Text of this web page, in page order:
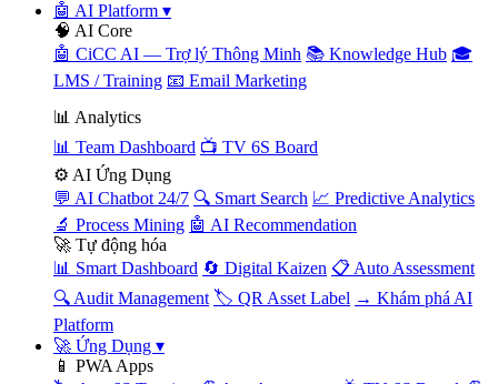
🤖 AI Platform ▾
🧠 AI Core
🤖 CiCC AI — Trợ lý Thông Minh 📚 Knowledge Hub 🎓
LMS / Training 📧 Email Marketing
📊 Analytics
📊 Team Dashboard 📺 TV 6S Board
⚙️ AI Ứng Dụng
💬 AI Chatbot 24/7 🔍 Smart Search 📈 Predictive Analytics
🔬 Process Mining 🤖 AI Recommendation
🚀 Tự động hóa
📊 Smart Dashboard 🔄 Digital Kaizen 📋 Auto Assessment
🔍 Audit Management 🏷️ QR Asset Label → Khám phá AI
Platform
🚀 Ứng Dụng ▾
📱 PWA Apps